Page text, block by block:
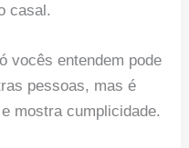
casal.
vocês entendem pode
pessoas, mas é
mostra cumplicidade.